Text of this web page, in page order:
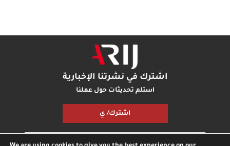
اشترك في نشرتنا الإخبارية
استلم تحديثات حول عملنا
اشترك/ ي